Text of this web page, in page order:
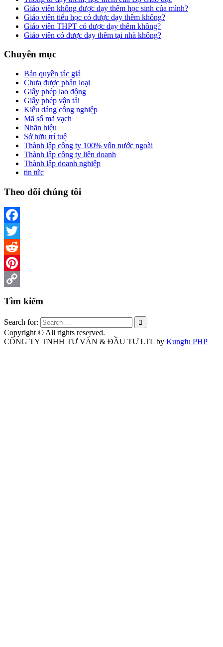
Giáo viên không được dạy thêm học sinh của mình?
Giáo viên tiểu học có được dạy thêm không?
Giáo viên THPT có được dạy thêm không?
Giáo viên có được dạy thêm tại nhà không?
Chuyên mục
Bản quyền tác giả
Chưa được phân loại
Giấy phép lao động
Giấy phép vận tải
Kiểu dáng công nghiệp
Mã số mã vạch
Nhãn hiệu
Sở hữu trí tuệ
Thành lập công ty 100% vốn nước ngoài
Thành lập công ty liên doanh
Thành lập doanh nghiệp
tin tức
Theo dõi chúng tôi
Facebook
Twitter
Reddit
Pinterest
Tìm kiếm
Search for:
Copyright © All rights reserved.
CÔNG TY TNHH TƯ VẤN & ĐẦU TƯ LTL by Kungfu PHP